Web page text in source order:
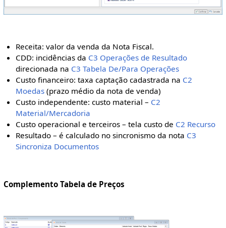
Receita: valor da venda da Nota Fiscal.
CDD: incidências da C3 Operações de Resultado
direcionada na C3 Tabela De/Para Operações
Custo financeiro: taxa captação cadastrada na C2
Moedas (prazo médio da nota de venda)
Custo independente: custo material – C2
Material/Mercadoria
Custo operacional e terceiros – tela custo de C2 Recurso
Resultado – é calculado no sincronismo da nota C3
Sincroniza Documentos
Complemento Tabela de Preços